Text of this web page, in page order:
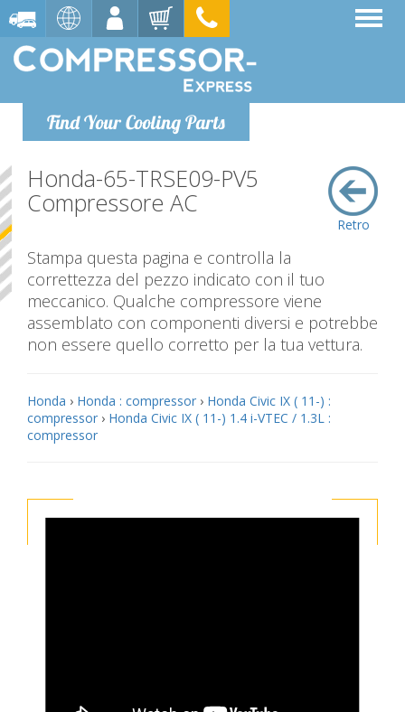
Find Your Cooling Parts
Retro
Honda-65-TRSE09-PV5
Compressore AC
Stampa questa pagina e controlla la
correttezza del pezzo indicato con il tuo
meccanico. Qualche compressore viene
assemblato con componenti diversi e potrebbe
non essere quello corretto per la tua vettura.
Honda › Honda : compressor › Honda Civic IX ( 11-) :
compressor › Honda Civic IX ( 11-) 1.4 i-VTEC / 1.3L :
compressor